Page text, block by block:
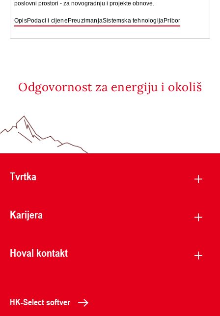
poslovni prostori - za novogradnju i projekte obnove.
OpisPodaci i cijene PreuzimanjaSistemska tehnologijaPribor
Odgovornost za energiju i okoliš
Tvrtka
Karijera
Hoval kontakt
HK-Select softver